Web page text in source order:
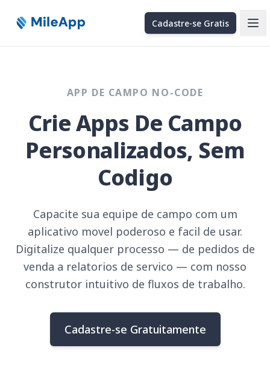
Cadastre-se Gratis
APP DE CAMPO NO-CODE
Crie Apps De Campo
Personalizados, Sem
Codigo
Capacite sua equipe de campo com um
aplicativo movel poderoso e facil de usar.
Digitalize qualquer processo — de pedidos de
venda a relatorios de servico — com nosso
construtor intuitivo de fluxos de trabalho.
Cadastre-se Gratuitamente